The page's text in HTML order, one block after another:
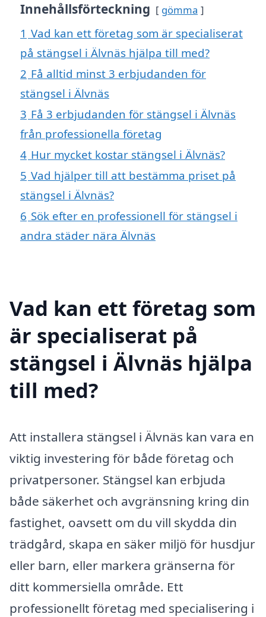
Innehållsförteckning gömma
1 Vad kan ett företag som är specialiserat
på stängsel i Älvnäs hjälpa till med?
2 Få alltid minst 3 erbjudanden för
stängsel i Älvnäs
3 Få 3 erbjudanden för stängsel i Älvnäs
från professionella företag
4 Hur mycket kostar stängsel i Älvnäs?
5 Vad hjälper till att bestämma priset på
stängsel i Älvnäs?
6 Sök efter en professionell för stängsel i
andra städer nära Älvnäs
Vad kan ett företag som
är specialiserat på
stängsel i Älvnäs hjälpa
till med?
Att installera stängsel i Älvnäs kan vara en
viktig investering för både företag och
privatpersoner. Stängsel kan erbjuda
både säkerhet och avgränsning kring din
fastighet, oavsett om du vill skydda din
trädgård, skapa en säker miljö för husdjur
eller barn, eller markera gränserna för
ditt kommersiella område. Ett
professionellt företag med specialisering i